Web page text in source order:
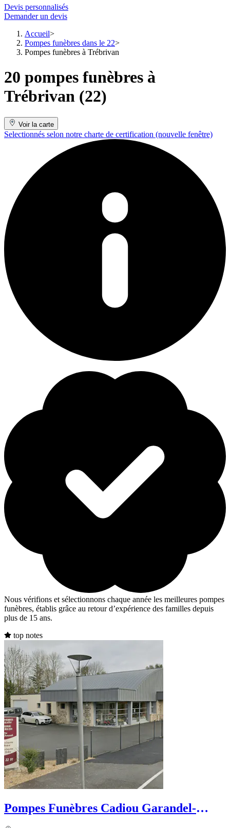
Devis personnalisés
Demander un devis
Accueil
Pompes funèbres dans le 22
Pompes funèbres à Trébrivan
20 pompes funèbres à
Trébrivan (22)
Voir la carte
Selectionnés selon notre charte de certification (nouvelle fenêtre)
Nous vérifions et sélectionnons chaque année les meilleures pompes
funèbres, établis grâce au retour d’expérience des familles depuis
plus de 15 ans.
top notes
Pompes Funèbres Cadiou Garandel-